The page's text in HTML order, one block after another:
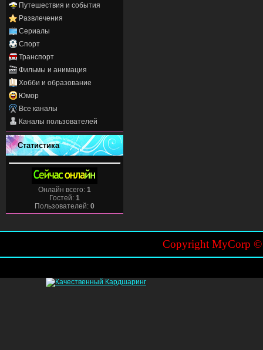
Путешествия и события
Развлечения
Сериалы
Спорт
Транспорт
Фильмы и анимация
Хобби и образование
Юмор
Все каналы
Каналы пользователей
Статистика
Онлайн всего: 1
Гостей: 1
Пользователей: 0
Copyright MyCorp